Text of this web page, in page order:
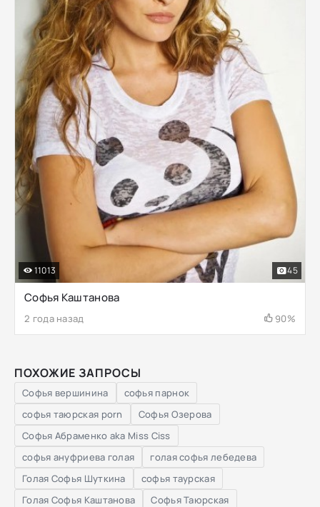
Софья Каштанова
2 года назад 90%
11013 45
ПОХОЖИЕ ЗАПРОСЫ
Софья вершинина
софья парнок
софья таюрская porn
Софья Озерова
Софья Абраменко aka Miss Ciss
софья ануфриева голая
голая софья лебедева
Голая Софья Шуткина
софья таурская
Голая Софья Каштанова
Софья Таюрская